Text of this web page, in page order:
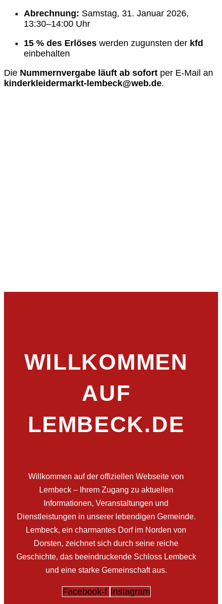
Abrechnung: Samstag, 31. Januar 2026,
13:30–14:00 Uhr
15 % des Erlöses werden zugunsten der kfd
einbehalten
Die Nummernvergabe läuft ab sofort per E-Mail an
kinderkleidermarkt-lembeck@web.de.
WILLKOMMEN
AUF
LEMBECK.DE
Willkommen auf der offiziellen Webseite von
Lembeck – Ihrem Zugang zu aktuellen
Informationen, Veranstaltungen und
Dienstleistungen in unserer lebendigen Gemeinde.
Lembeck, ein charmantes Dorf im Norden von
Dorsten, zeichnet sich durch seine reiche
Geschichte, das beeindruckende Schloss Lembeck
und eine starke Gemeinschaft aus.
Facebook-f Instagram